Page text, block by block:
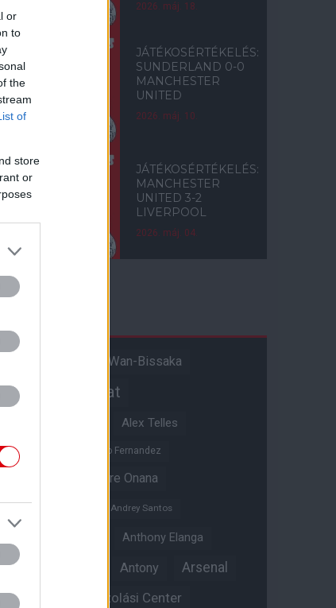
or
to
the
of
store
or
2026. máj. 18.
JÁTÉKOSÉRTÉKELÉS:
SUNDERLAND 0-0
MANCHESTER
UNITED
2026. máj. 10.
JÁTÉKOSÉRTÉKELÉS:
MANCHESTER
UNITED 3-2
LIVERPOOL
2026. máj. 04.
Aaron Wan-Bissaka
csapat
Alex Telles
Bayindir Alvaro Fernandez
Andre Onana
Pereira
Andrey Santos
Anthony Elanga
Martial Antony Arsenal
Villa Átigazolási Center